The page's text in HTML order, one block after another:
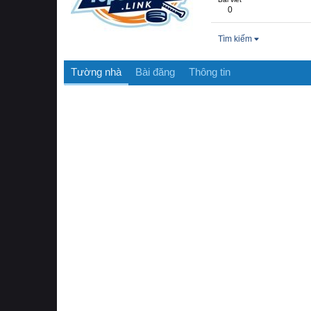
0
Tìm kiếm
Tường nhà Bài đăng Thông tin